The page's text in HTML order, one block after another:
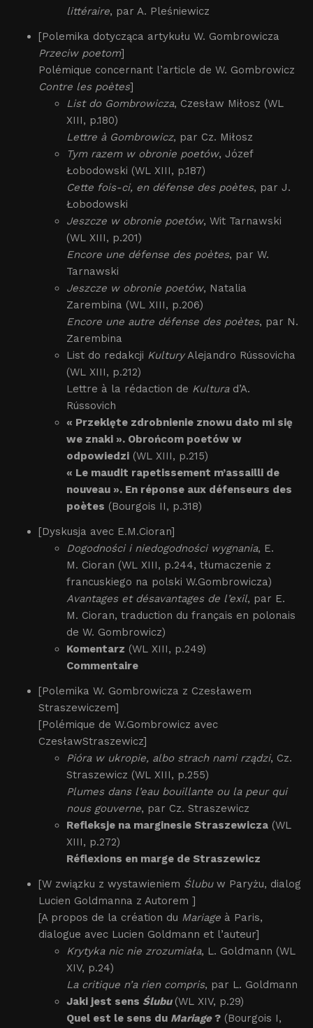
littéraire, par A. Pleśniewicz
[Polemika dotycząca artykułu W. Gombrowicza
Przeciw poetom]
Polémique concernant l’article de W. Gombrowicz
Contre les poètes]
List do Gombrowicza, Czesław Miłosz (WL
XIII, p.180)
Lettre à Gombrowicz, par Cz. Miłosz
Tym razem w obronie poetów, Józef
Łobodowski (WL XIII, p.187)
Cette fois-ci, en défense des poètes, par J.
Łobodowski
Jeszcze w obronie poetów, Wit Tarnawski
(WL XIII, p.201)
Encore une défense des poètes, par W.
Tarnawski
Jeszcze w obronie poetów, Natalia
Zarembina (WL XIII, p.206)
Encore une autre défense des poètes, par N.
Zarembina
List do redakcji KulturyAlejandro Rússovicha
(WL XIII, p.212)
Lettre à la rédaction de Kulturad’A.
Rússovich
« Przeklęte zdrobnienie znowu dało mi się
we znaki ». Obrońcom poetów w
odpowiedzi (WL XIII, p.215)
« Le maudit rapetissement m’assailli de
nouveau ». En réponse aux défenseurs des
poètes (Bourgois II, p.318)
[Dyskusja avec E.M.Cioran]
Dogodności i niedogodności wygnania, E.
M. Cioran (WL XIII, p.244, tłumaczenie z
francuskiego na polski W.Gombrowicza)
Avantages et désavantages de l’exil, par E.
M. Cioran, traduction du français en polonais
de W. Gombrowicz)
Komentarz (WL XIII, p.249)
Commentaire
[Polemika W. Gombrowicza z Czesławem
Straszewiczem]
[Polémique de W.Gombrowicz avec
CzesławStraszewicz]
Pióra w ukropie, albo strach nami rządzi, Cz.
Straszewicz (WL XIII, p.255)
Plumes dans l’eau bouillante ou la peur qui
nous gouverne, par Cz. Straszewicz
Refleksje na marginesie Straszewicza (WL
XIII, p.272)
Réflexions en marge de Straszewicz
[W związku z wystawieniem Ślubuw Paryżu, dialog
Lucien Goldmanna z Autorem ]
[A propos de la création du Mariage à Paris,
dialogue avec Lucien Goldmann et l’auteur]
Krytyka nic nie zrozumiała, L. Goldmann (WL
XIV, p.24)
La critique n’a rien compris, par L. Goldmann
Jaki jest sens Ślubu (WL XIV, p.29)
Quel est le sens du Mariage? (Bourgois I,